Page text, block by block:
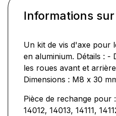
Informations
Un kit de vis d'axe pour
en aluminium. Détails : -
les roues avant et
Dimensions : M8 x 30
Pièce de rechange pour
14012, 14013, 14111,